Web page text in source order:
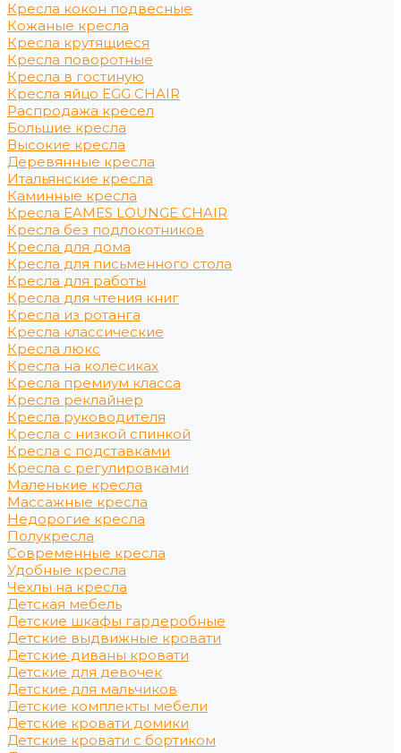
Кресла кокон подвесные
Кожаные кресла
Кресла крутящиеся
Кресла поворотные
Кресла в гостиную
Кресла яйцо EGG CHAIR
Распродажа кресел
Большие кресла
Высокие кресла
Деревянные кресла
Итальянские кресла
Каминные кресла
Кресла EAMES LOUNGE CHAIR
Кресла без подлокотников
Кресла для дома
Кресла для письменного стола
Кресла для работы
Кресла для чтения книг
Кресла из ротанга
Кресла классические
Кресла люкс
Кресла на колесиках
Кресла премиум класса
Кресла реклайнер
Кресла руководителя
Кресла с низкой спинкой
Кресла с подставками
Кресла с регулировками
Маленькие кресла
Массажные кресла
Недорогие кресла
Полукресла
Современные кресла
Удобные кресла
Чехлы на кресла
Детская мебель
Детские шкафы гардеробные
Детские выдвижные кровати
Детские диваны кровати
Детские для девочек
Детские для мальчиков
Детские комплекты мебели
Детские кровати домики
Детские кровати с бортиком